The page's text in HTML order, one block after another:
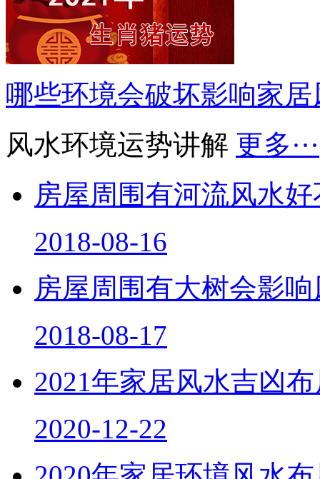
哪些环境会破坏影响家居
风水环境运势讲解 更多···
房屋周围有河流风水好
2018-08-16
房屋周围有大树会影
2018-08-17
2021年家居风水吉凶
2020-12-22